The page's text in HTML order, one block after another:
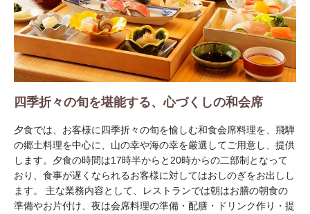
四季折々の旬を堪能する、心づくしの和会席
夕食では、お客様に四季折々の旬を愉しむ和食会席料理を、飛騨
の郷土料理を中心に、山の幸や海の幸を厳選してご用意し、提供
します。夕食の時間は17時半からと20時からの二部制となって
おり、食事が遅くなられるお客様に対してはおしのぎをお出しし
ます。 主な業務内容として、レストランでは朝はお膳の朝食の
準備やお片付け、夜は会席料理の準備・配膳・ドリンク作り・提